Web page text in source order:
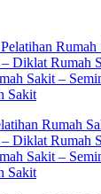
Rumah
Diklat Rumah
Sakit –
Sakit